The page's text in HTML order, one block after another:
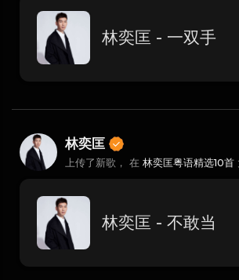
林奕匡 - 一双手
林奕匡
上传了新歌， 在 林奕匡粤语精选10首
林奕匡 - 不敢当